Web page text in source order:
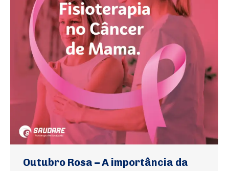
Outubro Rosa – A importância da